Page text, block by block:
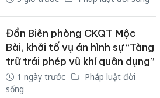
Đồn Biên phòng CKQT Mộc
Bài, khởi tố vụ án hình sự “Tàng
trữ trái phép vũ khí quân dụng”
1 ngày trước
Pháp luật đời
sống